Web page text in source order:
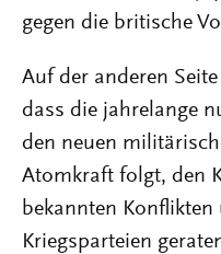
gegen die britische
Auf der anderen
dass die jahrelange
den neuen
Atomkraft folgt, den
bekannten
Kriegsparteien